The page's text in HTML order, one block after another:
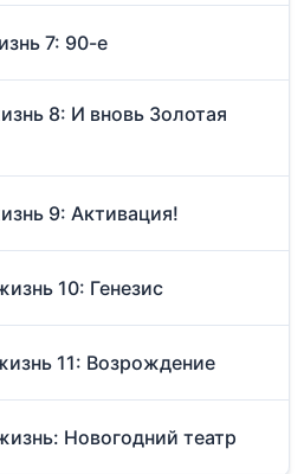
7: 90-е
8: И вновь Золотая
9: Активация!
10: Генезис
11: Возрождение
Новогодний театр